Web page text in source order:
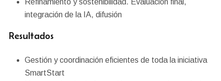
Refinamiento y sostenibilidad. Evaluación final,
integración de la IA, difusión
Resultados
Gestión y coordinación eficientes de toda la iniciativa
SmartStart